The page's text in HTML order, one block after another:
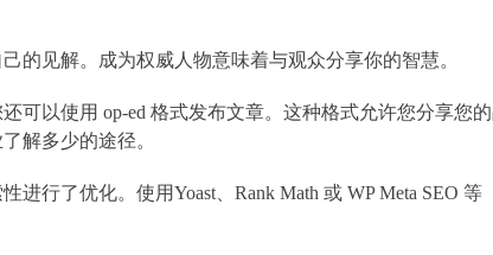
的见解。成为权威人物意味着与观众分享你的智慧。
可以使用 op-ed 格式发布文章。这种格式允许您分享您
解多少的途径。
行了优化。使用Yoast、Rank Math 或 WP Meta SEO 等